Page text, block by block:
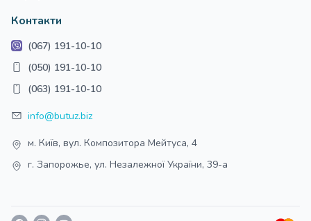
Контакти
(067) 191-10-10
(050) 191-10-10
(063) 191-10-10
info@butuz.biz
м. Київ, вул. Композитора Мейтуса, 4
г. Запорожье, ул. Незалежної України, 39-а